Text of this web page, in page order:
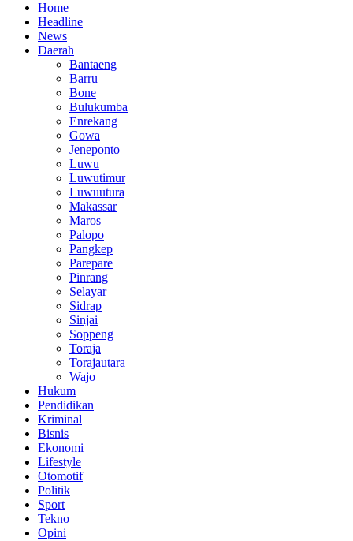
Home
Headline
News
Daerah
Bantaeng
Barru
Bone
Bulukumba
Enrekang
Gowa
Jeneponto
Luwu
Luwutimur
Luwuutura
Makassar
Maros
Palopo
Pangkep
Parepare
Pinrang
Selayar
Sidrap
Sinjai
Soppeng
Toraja
Torajautara
Wajo
Hukum
Pendidikan
Kriminal
Bisnis
Ekonomi
Lifestyle
Otomotif
Politik
Sport
Tekno
Opini